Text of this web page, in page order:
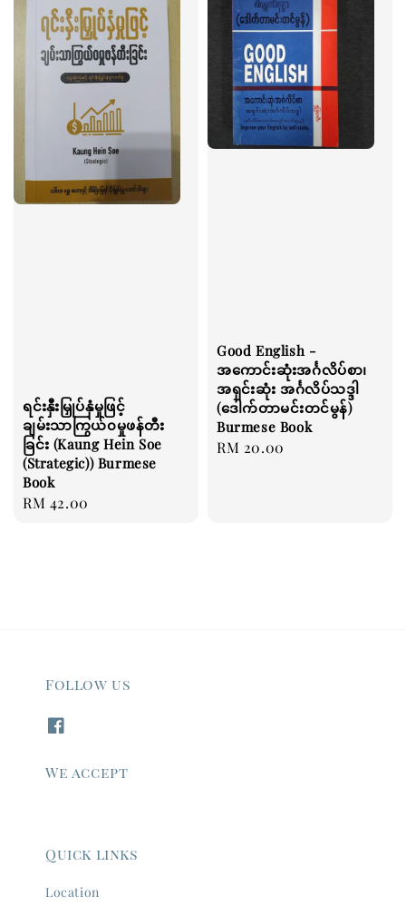
ရင်းနှီးမြှုပ်နှံမှုဖြင့်
ချမ်းသာကြွယ်၀မှုဖန်တီး
ခြင်း (Kaung Hein Soe
(Strategic)) Burmese
Book
Regular
RM 42.00
Good English -
အကောင်းဆုံးအင်္ဂလိပ်စာ၊
အရှင်းဆုံး အင်္ဂလိပ်သဒ္ဒါ
(ဒေါက်တာမင်းတင်မွန်)
Burmese Book
Regular
RM 20.00
Follow us
We accept
Quick links
Location